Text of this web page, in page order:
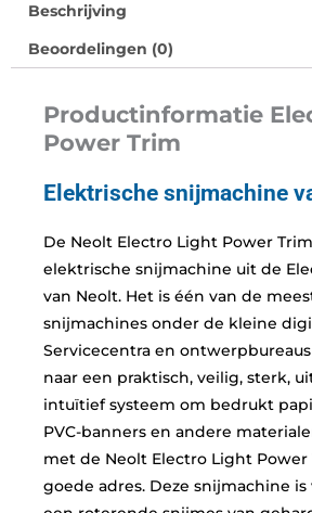
Beschrijving
Beoordelingen (0)
Productinformatie
Power Trim
Elektrische snijmachine
De Neolt Electro Light Power
elektrische snijmachine uit de
van Neolt. Het is één van de
snijmachines onder de kleine
Servicecentra en
naar een praktisch, veilig, sterk,
intuïtief systeem om bedrukt
PVC-banners en andere
met de Neolt Electro Light Power
goede adres. Deze snijmachine is